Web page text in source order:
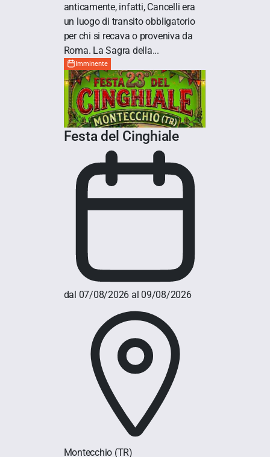
anticamente, infatti, Cancelli era
un luogo di transito obbligatorio
per chi si recava o proveniva da
Roma. La Sagra della...
Imminente
Festa del Cinghiale
dal 07/08/2026 al 09/08/2026
Montecchio (TR)